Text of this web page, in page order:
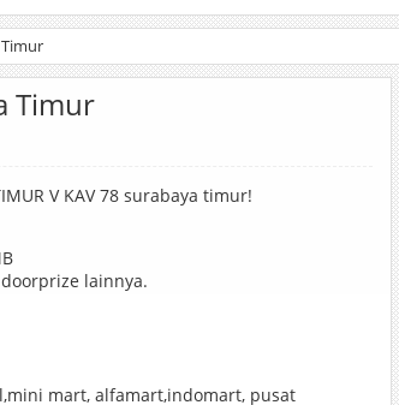
Rabu, 6 Januari, 2016, 22:16
Timur
V KAV 78 surabaya timur!
lainnya.
mart, alfamart,indomart, pusat